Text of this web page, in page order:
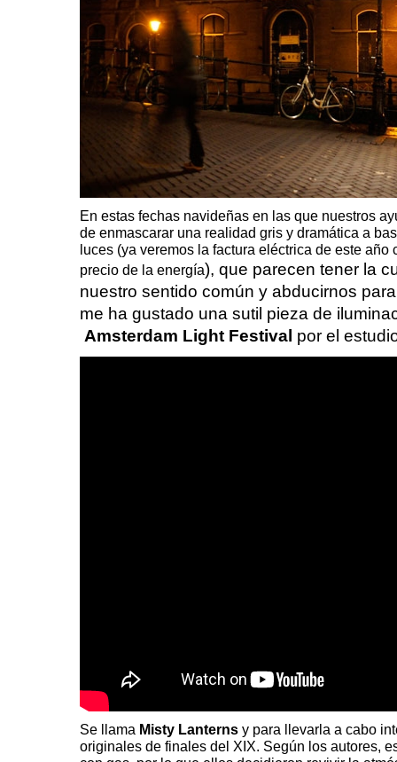
En estas fechas navideñas en las que nuestros
de enmascarar una realidad gris y dramática a
luces (ya veremos la factura eléctrica de este
precio de la energía), que parecen tener la
nuestro sentido común y abducirnos
me ha gustado una sutil pieza de
Amsterdam Light Festival por el
Se llama Misty Lanterns y para llevarla a cabo
originales de finales del XIX. Según los autores,